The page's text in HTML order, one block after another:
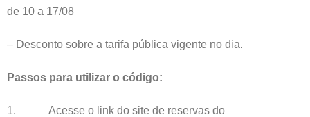
de 10 a 17/08
– Desconto sobre a tarifa pública vigente no dia.
Passos para utilizar o código:
1. Acesse o link do site de reservas do